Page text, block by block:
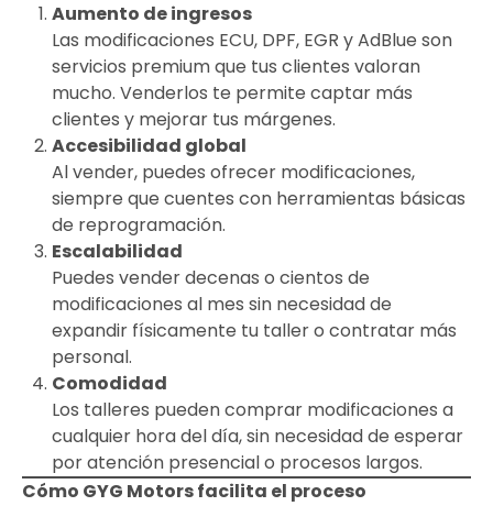
Aumento de ingresos
Las modificaciones ECU, DPF, EGR y AdBlue son
servicios premium que tus clientes valoran
mucho. Venderlos te permite captar más
clientes y mejorar tus márgenes.
Accesibilidad global
Al vender, puedes ofrecer modificaciones,
siempre que cuentes con herramientas básicas
de reprogramación.
Escalabilidad
Puedes vender decenas o cientos de
modificaciones al mes sin necesidad de
expandir físicamente tu taller o contratar más
personal.
Comodidad
Los talleres pueden comprar modificaciones a
cualquier hora del día, sin necesidad de esperar
por atención presencial o procesos largos.
Cómo GYG Motors facilita el proceso